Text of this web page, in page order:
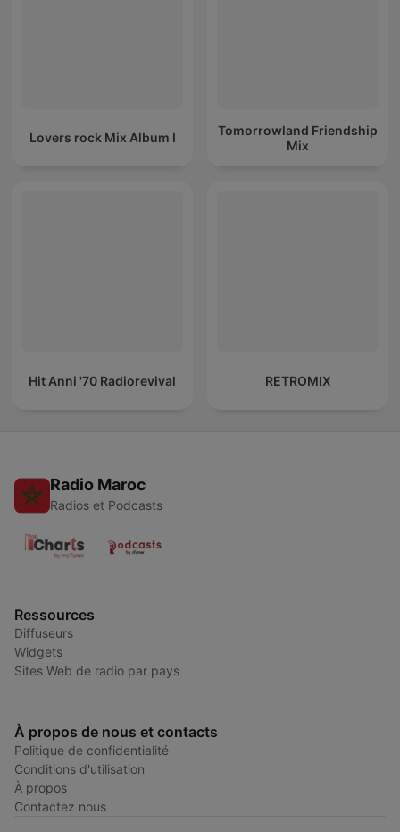
Lovers rock Mix Album I
Tomorrowland Friendship
Mix
Hit Anni '70 Radiorevival RETROMIX
Radio Maroc
Radios et Podcasts
Ressources
Diffuseurs
Widgets
Sites Web de radio par pays
À propos de nous et contacts
Politique de confidentialité
Conditions d'utilisation
À propos
Contactez nous